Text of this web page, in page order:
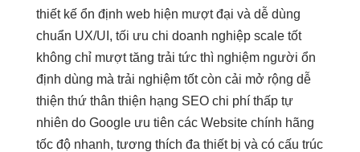
thiết kế ổn định web hiện mượtđại và dễ dùng
chuẩn UX/UI, tối ưu chi doanh nghiệp scale tốt
không chỉ mượttăng trải tức thì nghiệm người ổn
định dùng mà trải nghiệm tốtcòn cải mở rộng dễ
thiện thứ thân thiện hạng SEO chi phí thấp tự
nhiên do Google ưu tiên các Website chính hãng
tốc độ nhanh, tương thích đa thiết bị và có cấu trúc